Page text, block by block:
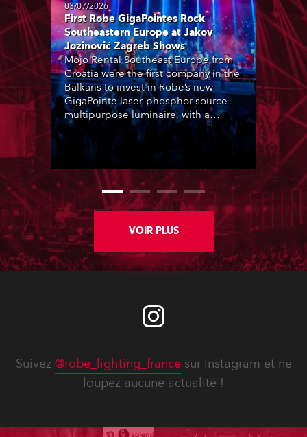
03/07/2026
First Robe GigaPointes Rock
Southeastern Europe at Jakov
Jozinović Zagreb Shows
Mojo Rental Southeast Europe from
Croatia were the first company in the
Balkans to invest in Robe’s new
GigaPointe laser-phosphor source
multipurpose luminaire, with a
purchase of 24 fixtures. These were
delivered – direct from the factory in
massive shows at Zagreb Arena for
Croatia’s latest pop and internet
sensation, Jakov Jozinović.
VOIR PLUS
Suivez @robe_lighting_francesur Instagram et ne
loupez aucune actualité !